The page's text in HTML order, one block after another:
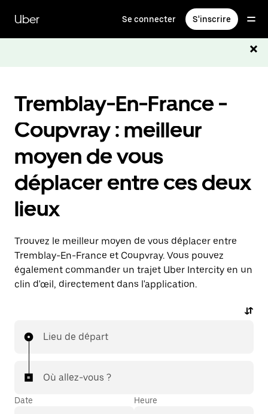
contenu
principal
Uber Se connecter S'inscrire
Tremblay-En-France -
Coupvray : meilleur
moyen de vous
déplacer entre ces deux
lieux
Trouvez le meilleur moyen de vous déplacer entre
Tremblay-En-France et Coupvray. Vous pouvez
également commander un trajet Uber Intercity en un
clin d'œil, directement dans l'application.
Lieu de départ
Où allez-vous ?
Date Heure